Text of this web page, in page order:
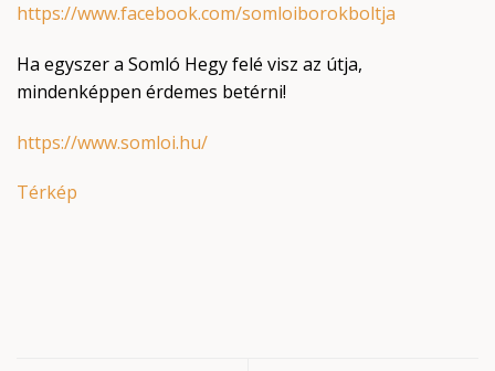
https://www.facebook.com/somloiborokboltja
Ha egyszer a Somló Hegy felé visz az útja,
mindenképpen érdemes betérni!
https://www.somloi.hu/
Térkép